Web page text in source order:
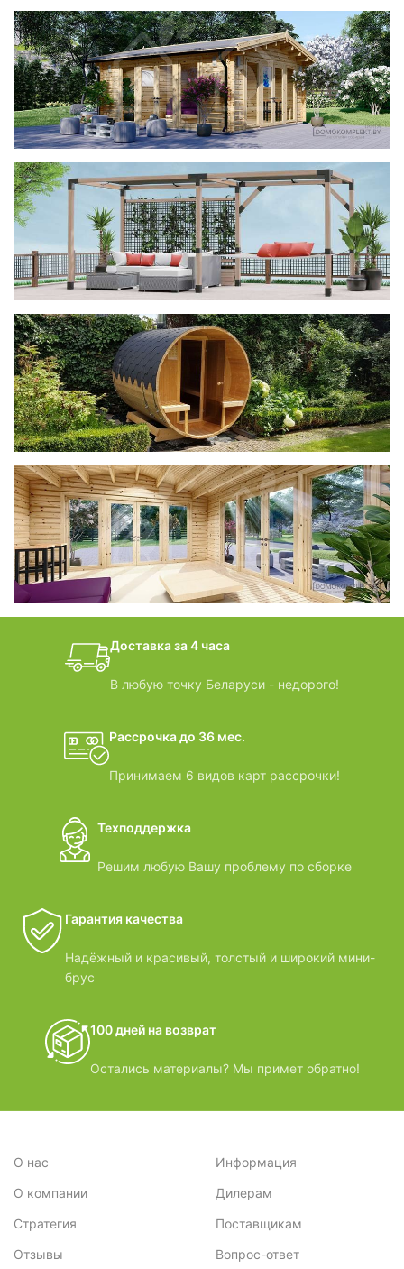
фотогалерея
ДОМИКИ
фотогалерея
Беседки CUBE
фотогалерея
БАНИ-БОЧКИ
дачные домики
ВИДЕООБЗОРЫ
Доставка за 4 часа
В любую точку Беларуси - недорого!
Рассрочка до 36 мес.
Принимаем 6 видов карт рассрочки!
Техподдержка
Решим любую Вашу проблему по сборке
Гарантия качества
Надёжный и красивый, толстый и широкий мини-
брус
100 дней на возврат
Остались материалы? Мы примет обратно!
О нас
О компании
Стратегия
Отзывы
Информация
Дилерам
Поставщикам
Вопрос-ответ